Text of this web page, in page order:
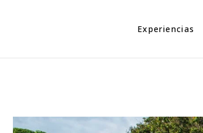
Experiencias
Naturaleza
Personajes